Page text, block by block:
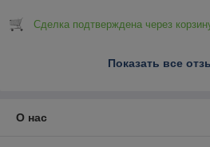
Сделка подтверждена через
Показать все
О нас